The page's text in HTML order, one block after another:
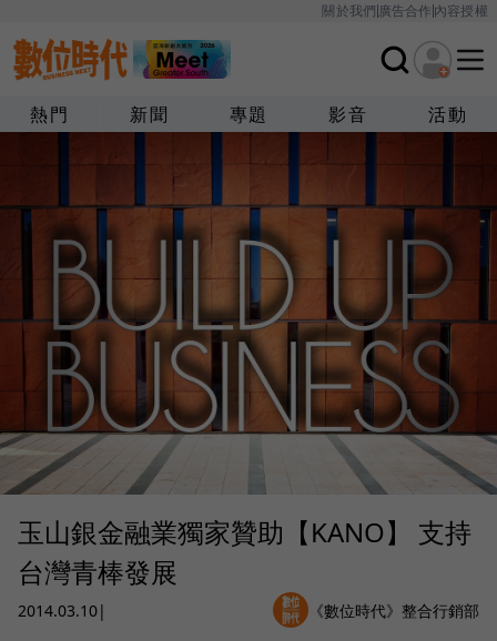
關於我們廣告合作內容授權
熱門 新聞 專題 影音 活動
玉山銀金融業獨家贊助【KANO】 支持
台灣青棒發展
2014.03.10| 《數位時代》整合行銷部